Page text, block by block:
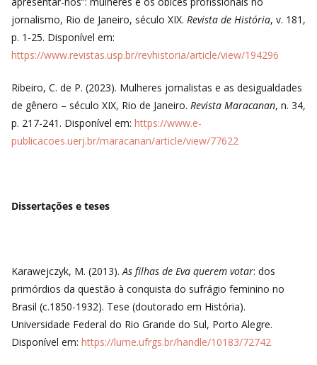
jornalismo, Rio de Janeiro, século XIX. Revista de História, v. 181,
p. 1-25. Disponível em:
https://www.revistas.usp.br/revhistoria/article/view/194296
Ribeiro, C. de P. (2023). Mulheres jornalistas e as desigualdades
de gênero – século XIX, Rio de Janeiro. Revista Maracanan, n. 34,
p. 217-241. Disponível em: https://www.e-
publicacoes.uerj.br/maracanan/article/view/77622
Dissertações e teses
Karawejczyk, M. (2013).As filhas de Eva querem votar: dos
primórdios da questão à conquista do sufrágio feminino no
Brasil (c.1850-1932). Tese (doutorado em História).
Universidade Federal do Rio Grande do Sul, Porto Alegre.
Disponível em: https://lume.ufrgs.br/handle/10183/72742